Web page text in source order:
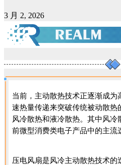
3 月 2, 2026
当前，主动散热技术正逐渐成为
速热量传递来突破传统被动散热
风冷散热和液冷散热。其中风冷
前微型消费类电子产品中的主流
压电风扇是风冷主动散热技术的